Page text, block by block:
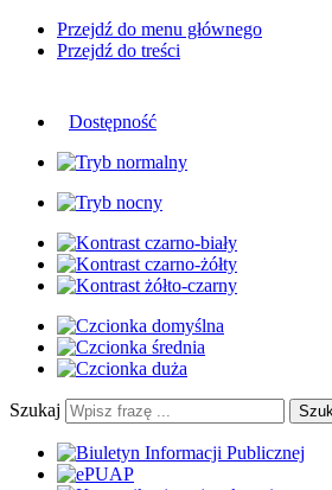
Przejdź do menu głównego
Przejdź do treści
Dostępność
Szukaj